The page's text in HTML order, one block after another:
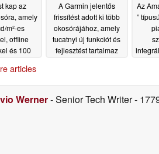
kap az
amely
m²-es
offline
és 100
2026
A Garmin jelentős
frissítést adott ki több
okosórájához, amely
tucatnyi új funkciót és
fejlesztést tartalmaz
Az
”
articles
Werner- Senior Tech Writer-